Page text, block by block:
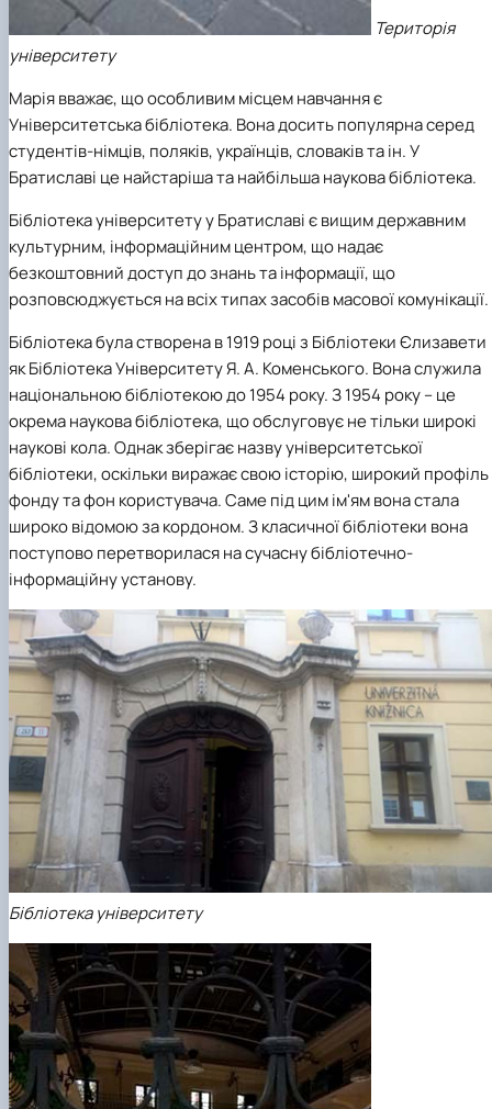
Територія
університету
Марія вважає, що особливим місцем навчання є
Університетська бібліотека. Вона досить популярна серед
студентів-німців, поляків, українців, словаків та ін. У
Братиславі це найстаріша та найбільша наукова бібліотека.
Бібліотека університету у Братиславі є вищим державним
культурним, інформаційним центром, що надає
безкоштовний доступ до знань та інформації, що
розповсюджується на всіх типах засобів масової комунікації.
Бібліотека була створена в 1919 році з Бібліотеки Єлизавети
як Бібліотека Університету Я. А. Коменського. Вона служила
національною бібліотекою до 1954 року. З 1954 року – це
окрема наукова бібліотека, що обслуговує не тільки широкі
наукові кола. Однак зберігає назву університетської
бібліотеки, оскільки виражає свою історію, широкий профіль
фонду та фон користувача. Саме під цим ім'ям вона стала
широко відомою за кордоном. З класичної бібліотеки вона
поступово перетворилася на сучасну бібліотечно-
інформаційну установу.
Бібліотека університету